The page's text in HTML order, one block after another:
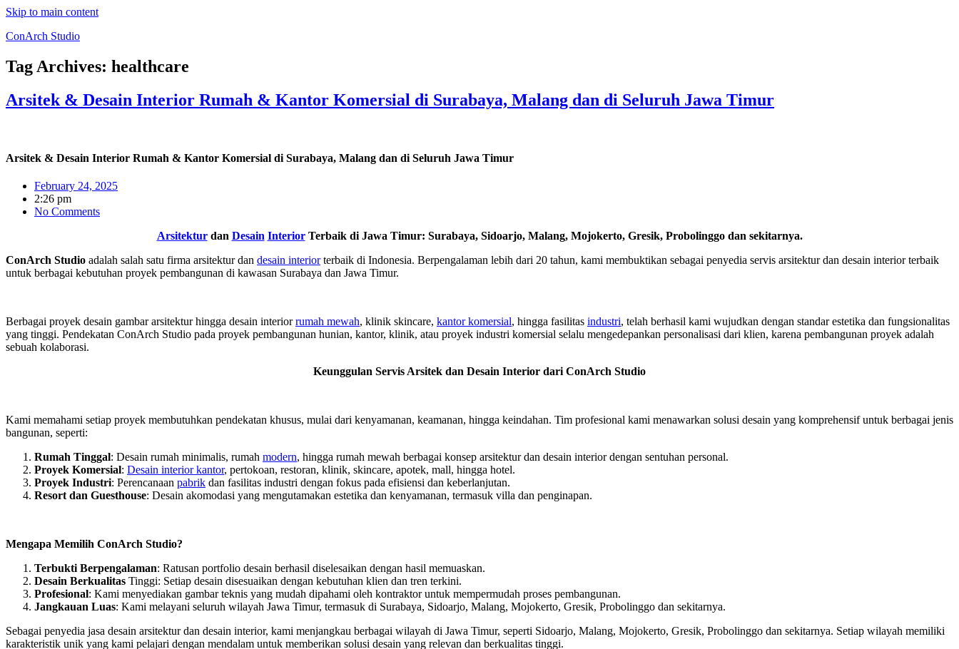
Skip to main content
ConArch Studio
Tag Archives: healthcare
Arsitek & Desain Interior Rumah & Kantor Komersial di Surabaya, Malang dan di Seluruh Jawa Timur
Arsitek & Desain Interior Rumah & Kantor Komersial di Surabaya, Malang dan di Seluruh Jawa Timur
February 24, 2025
2:26 pm
No Comments
Arsitekturdan Desain InteriorTerbaik di Jawa Timur: Surabaya, Sidoarjo, Malang, Mojokerto, Gresik, Probolinggo dan sekitarnya.
ConArch Studio adalah salah satu firma arsitektur dan desain interiorterbaik di Indonesia. Berpengalaman lebih dari 20 tahun, kami membuktikan sebagai penyedia servis arsitektur dan desain interior terbaik
untuk berbagai kebutuhan proyek pembangunan di kawasan Surabaya dan Jawa Timur.
Berbagai proyek desain gambar arsitektur hingga desain interiorrumah mewah, klinik skincare, kantor komersial, hingga fasilitas industri, telah berhasil kami wujudkan dengan standar estetika dan fungsionalitas
yang tinggi. Pendekatan ConArch Studio pada proyek pembangunan hunian, kantor, klinik, atau proyek industri komersial selalu mengedepankan personalisasi dari klien, karena pembangunan proyek adalah
sebuah kolaborasi.
Keunggulan Servis Arsitek dan Desain Interior dari ConArch Studio
Kami memahami setiap proyek membutuhkan pendekatan khusus, mulai dari kenyamanan, keamanan, hingga keindahan. Tim profesional kami menawarkan solusi desain yang komprehensif untuk berbagai jenis
bangunan, seperti:
Rumah Tinggal: Desain rumah minimalis, rumah modern, hingga rumah mewah berbagai konsep arsitektur dan desain interior dengan sentuhan personal.
Proyek Komersial: Desain interior kantor, pertokoan, restoran, klinik, skincare, apotek, mall, hingga hotel.
Proyek Industri: Perencanaan pabrik dan fasilitas industri dengan fokus pada efisiensi dan keberlanjutan.
Resort dan Guesthouse: Desain akomodasi yang mengutamakan estetika dan kenyamanan, termasuk villa dan penginapan.
Mengapa Memilih ConArch Studio?
Terbukti Berpengalaman: Ratusan portfolio desain berhasil diselesaikan dengan hasil memuaskan.
Desain Berkualitas Tinggi: Setiap desain disesuaikan dengan kebutuhan klien dan tren terkini.
Profesional: Kami menyediakan gambar teknis yang mudah dipahami oleh kontraktor untuk mempermudah proses pembangunan.
Jangkauan Luas: Kami melayani seluruh wilayah Jawa Timur, termasuk di Surabaya, Sidoarjo, Malang, Mojokerto, Gresik, Probolinggo dan sekitarnya.
Sebagai penyedia jasa desain arsitektur dan desain interior, kami menjangkau berbagai wilayah di Jawa Timur, seperti Sidoarjo, Malang, Mojokerto, Gresik, Probolinggo dan sekitarnya. Setiap wilayah memiliki
karakteristik unik yang kami pelajari dengan mendalam untuk memberikan solusi desain yang relevan dan berkualitas tinggi.